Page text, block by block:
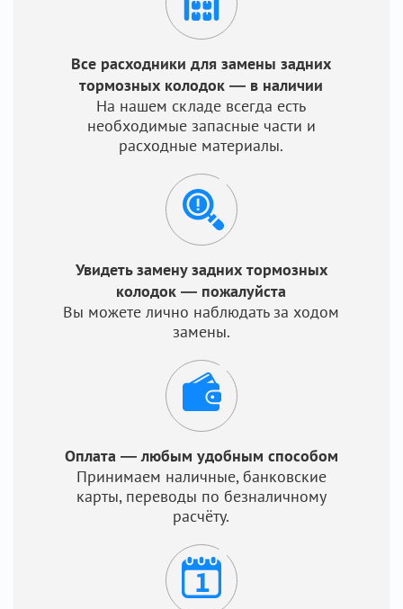
Все расходники для замены задних
тормозных колодок — в наличии
На нашем складе всегда есть
необходимые запасные части и
расходные материалы.
Увидеть замену задних тормозных
колодок — пожалуйста
Вы можете лично наблюдать за ходом
замены.
Оплата — любым удобным способом
Принимаем наличные, банковские
карты, переводы по безналичному
расчёту.